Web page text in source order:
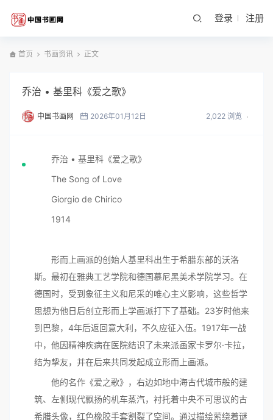
登录 注册
首页 书画资讯 正文
乔治 • 基里科《爱之歌》
中国书画网 2026年01月12日 2,022 浏览
乔治 • 基里科《爱之歌》
The Song of Love
Giorgio de Chirico
1914
形而上画派的创始人基里科出生于希腊东部的沃洛
斯。最初在雅典工艺学院和德国慕尼黑美术学院学习。在
德国时，受到象征主义和尼采的唯心主义影响，这些哲学
思想为他日后创立形而上学画派打下了基础。23岁时他来
到巴黎，4年后返回意大利，不久应征入伍。1917年一战
中，他因精神疾病在医院结识了未来派画家卡罗尔·卡拉，
结为挚友，并在后来共同发起成立形而上画派。
他的名作《爱之歌》，右边如地中海古代城市般的建
筑、左侧现代飘扬的机车蒸汽，衬托着中央不可思议的古
希腊头像，红色橡胶手套割裂了空间。通过描绘萦绕着谜